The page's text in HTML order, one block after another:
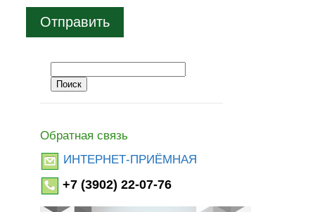
Обратная связь
ИНТЕРНЕТ-ПРИЁМНАЯ
+7 (3902) 22-07-76